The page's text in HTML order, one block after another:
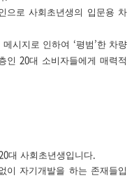
으로 사회초년생의 입문용 차
시지로 인하여 ‘평범 ’한 차량
인 20대 소비자들에게 매력적
대 사회초년생입니다
이 자기개발을 하는 존재들입